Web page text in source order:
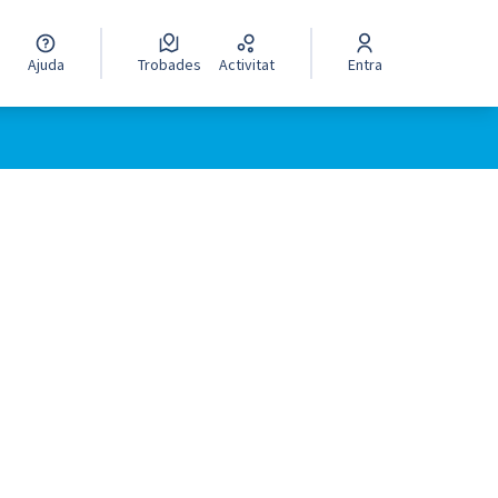
Ajuda Trobades Activitat Entra